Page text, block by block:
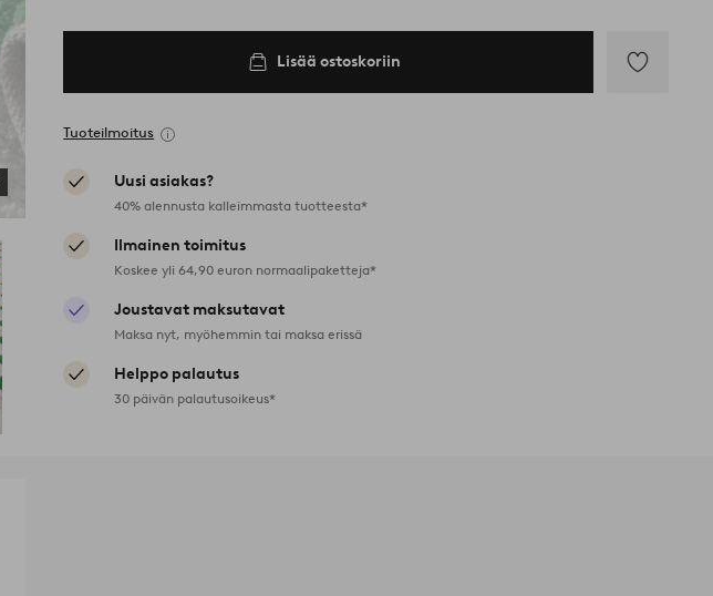
Lisää ostoskoriin
Tuoteilmoitus
Uusi asiakas?
40% alennusta kalleimmasta tuotteesta*
Ilmainen toimitus
Koskee yli 64,90 euron normaalipaketteja*
Joustavat maksutavat
Maksa nyt, myöhemmin tai maksa erissä
Helppo palautus
30 päivän palautusoikeus*